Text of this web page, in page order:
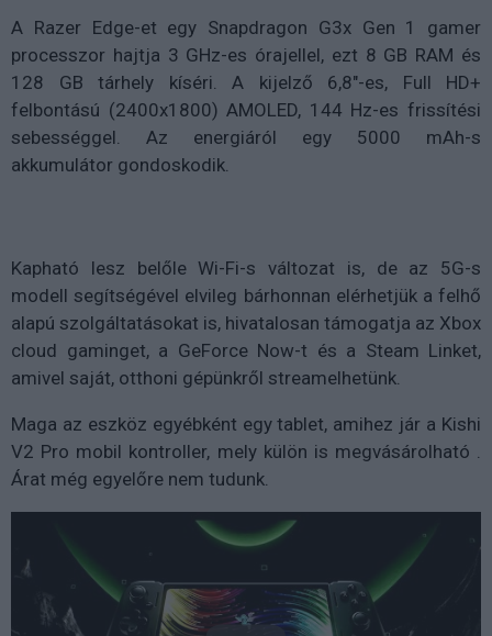
A Razer Edge-et egy Snapdragon G3x Gen 1 gamer
processzor hajtja 3 GHz-es órajellel, ezt 8 GB RAM és
128 GB tárhely kíséri. A kijelző 6,8"-es, Full HD+
felbontású (2400x1800) AMOLED, 144 Hz-es frissítési
sebességgel. Az energiáról egy 5000 mAh-s
akkumulátor gondoskodik.
Kapható lesz belőle Wi-Fi-s változat is, de az 5G-s
modell segítségével elvileg bárhonnan elérhetjük a felhő
alapú szolgáltatásokat is, hivatalosan támogatja az Xbox
cloud gaminget, a GeForce Now-t és a Steam Linket,
amivel saját, otthoni gépünkről streamelhetünk.
Maga az eszköz egyébként egy tablet, amihez jár a Kishi
V2 Pro mobil kontroller, mely külön is megvásárolható .
Árat még egyelőre nem tudunk.